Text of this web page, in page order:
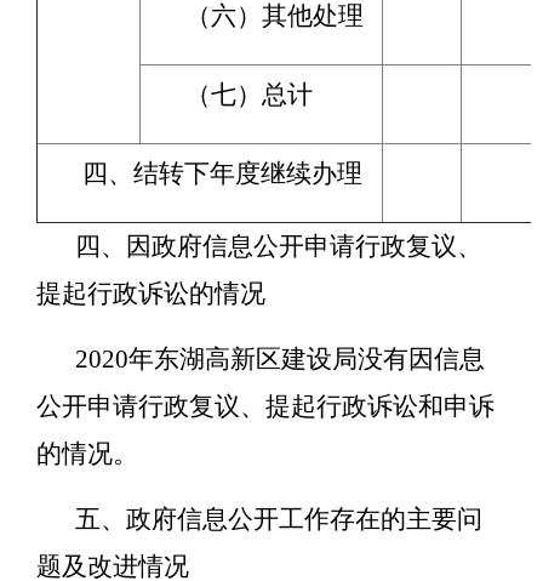
（六）其他处理
（七）总计
四、结转下年度继续办理
四、因政府信息公开申请行政复议、
提起行政诉讼的情况
2020年东湖高新区建设局没有因信息
公开申请行政复议、提起行政诉讼和申诉
的情况。
五、政府信息公开工作存在的主要问
题及改进情况